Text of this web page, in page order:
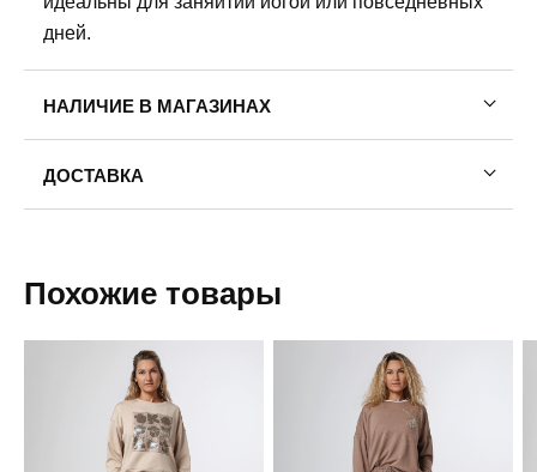
дней.
НАЛИЧИЕ В МАГАЗИНАХ
до 21:00
8 (958) 872-02-01
ДОСТАВКА
Пермь — бесплатно
Доставка в другие города
Похожие товары